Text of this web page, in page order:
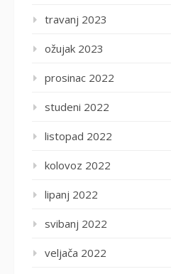
travanj 2023
ožujak 2023
prosinac 2022
studeni 2022
listopad 2022
kolovoz 2022
lipanj 2022
svibanj 2022
veljača 2022